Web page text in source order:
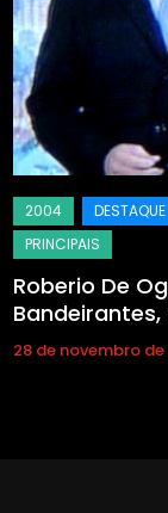
Roberio De
28 de novembro